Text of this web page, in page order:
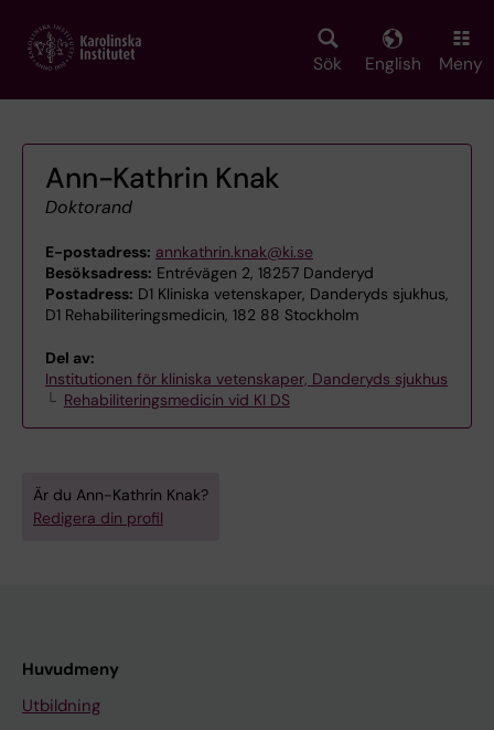
main
Sök English Meny
Ann-Kathrin Knak
Doktorand
E-postadress: annkathrin.knak@ki.se
Besöksadress: Entrévägen 2, 18257 Danderyd
Postadress: D1 Kliniska vetenskaper, Danderyds sjukhus,
D1 Rehabiliteringsmedicin, 182 88 Stockholm
Del av:
Institutionen för kliniska vetenskaper, Danderyds sjukhus
Rehabiliteringsmedicin vid KI DS
Är du Ann-Kathrin Knak?
Redigera din profil
Huvudmeny
Utbildning